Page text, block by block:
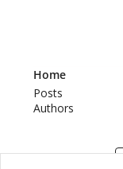
Home
Posts
Authors